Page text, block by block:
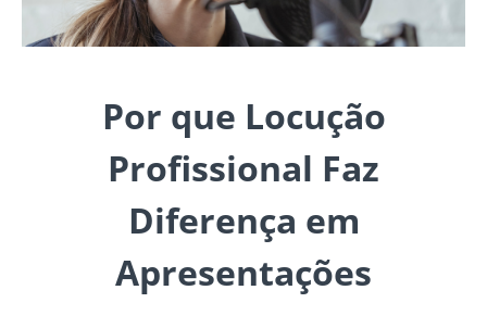
Por que Locução
Profissional Faz
Diferença em
Apresentações